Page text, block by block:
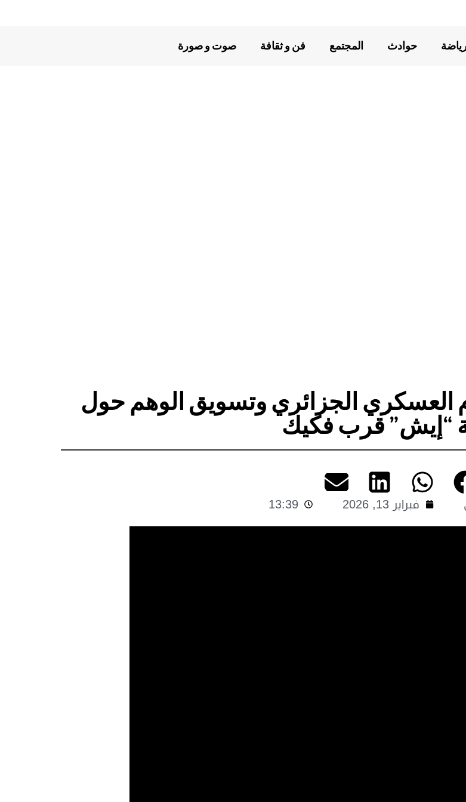
حوادث المجتمع فن و ثقافة صوت و صورة
العسكري الجزائري وتسويق الوهم حول
“إيش” قرب فكيك
فبراير 13, 2026 13:39